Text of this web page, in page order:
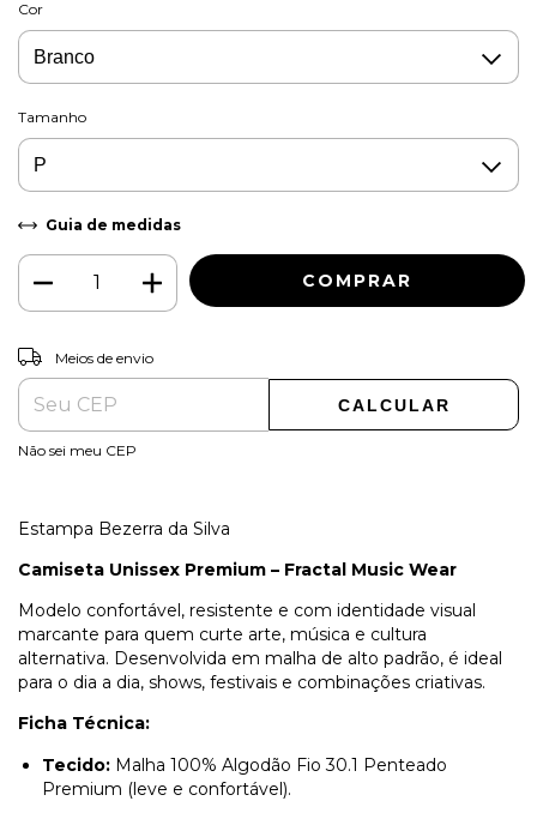
Cor
Tamanho
Guia de medidas
Entregas para o CEP:
Meios de envio
CALCULAR
Não sei meu CEP
Estampa Bezerra da Silva
Camiseta Unissex Premium – Fractal Music Wear
Modelo confortável, resistente e com identidade visual
marcante para quem curte arte, música e cultura
alternativa. Desenvolvida em malha de alto padrão, é ideal
para o dia a dia, shows, festivais e combinações criativas.
Ficha Técnica:
Tecido: Malha 100% Algodão Fio 30.1 Penteado
Premium (leve e confortável).